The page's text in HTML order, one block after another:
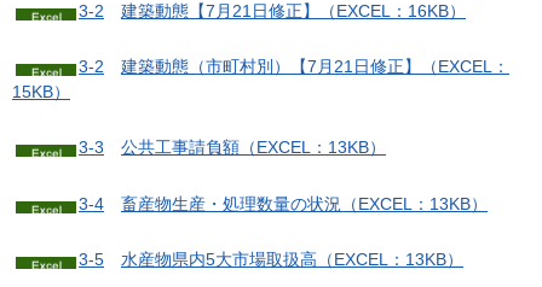
3-2 建築動態【7月21日修正】（EXCEL：16KB）
3-2 建築動態（市町村別）【7月21日修正】
（EXCEL：
15KB）
3-3 公共工事請負額（EXCEL：13KB）
3-4 畜産物生産・処理数量の状況（EXCEL：13KB）
3-5 水産物県内5大市場取扱高（EXCEL：13KB）